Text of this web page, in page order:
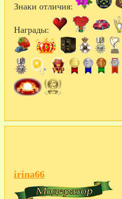
Знаки отличия:
Награды:
irina66